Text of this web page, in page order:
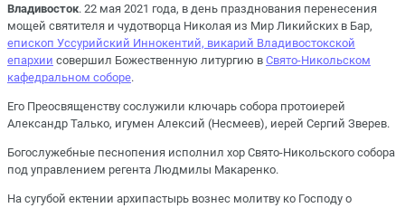
Владивосток. 22 мая 2021 года, в день празднования перенесения
мощей святителя и чудотворца Николая из Мир Ликийских в Бар,
епископ Уссурийский Иннокентий, викарий Владивостокской
епархии совершил Божественную литургию в Свято-Никольском
кафедральном соборе.
Его Преосвященству сослужили ключарь собора протоиерей
Александр Талько, игумен Алексий (Несмеев), иерей Сергий Зверев.
Богослужебные песнопения исполнил хор Свято-Никольского собора
под управлением регента Людмилы Макаренко.
На сугубой ектении архипастырь вознес молитву ко Господу о